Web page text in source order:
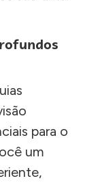
para o
um